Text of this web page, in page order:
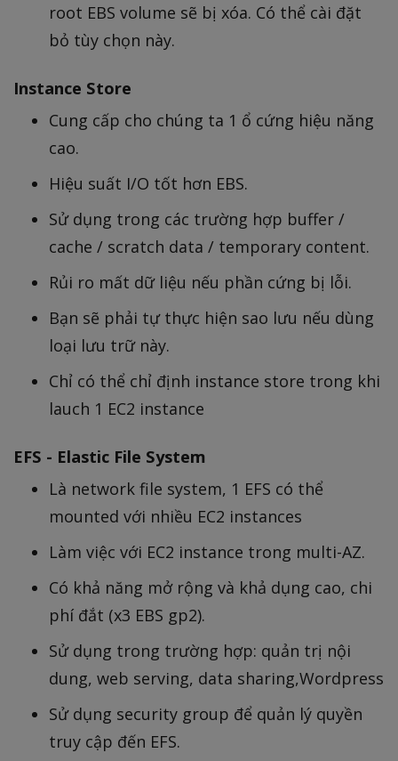
root EBS volume sẽ bị xóa. Có thể cài đặt
bỏ tùy chọn này.
Instance Store
Cung cấp cho chúng ta 1 ổ cứng hiệu năng
cao.
Hiệu suất I/O tốt hơn EBS.
Sử dụng trong các trường hợp buffer /
cache / scratch data / temporary content.
Rủi ro mất dữ liệu nếu phần cứng bị lỗi.
Bạn sẽ phải tự thực hiện sao lưu nếu dùng
loại lưu trữ này.
Chỉ có thể chỉ định instance store trong khi
lauch 1 EC2 instance
EFS - Elastic File System
Là network file system, 1 EFS có thể
mounted với nhiều EC2 instances
Làm việc với EC2 instance trong multi-AZ.
Có khả năng mở rộng và khả dụng cao, chi
phí đắt (x3 EBS gp2).
Sử dụng trong trường hợp: quản trị nội
dung, web serving, data sharing,Wordpress
Sử dụng security group để quản lý quyền
truy cập đến EFS.